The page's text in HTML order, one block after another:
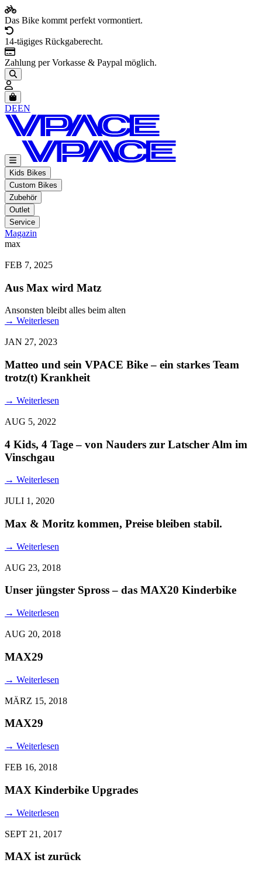
Das Bike kommt perfekt vormontiert.
14-tägiges Rückgaberecht.
Zahlung per Vorkasse & Paypal möglich.
Artikel im Warenkorb, Warenkorb anzeigen
DEEN
Kids Bikes
Custom Bikes
Zubehör
Outlet
Service
Magazin
max
FEB 7, 2025
Aus Max wird Matz
Ansonsten bleibt alles beim alten
→ Weiterlesen
JAN 27, 2023
Matteo und sein VPACE Bike – ein starkes Team
trotz(t) Krankheit
→ Weiterlesen
AUG 5, 2022
4 Kids, 4 Tage – von Nauders zur Latscher Alm im
Vinschgau
→ Weiterlesen
JULI 1, 2020
Max & Moritz kommen, Preise bleiben stabil.
→ Weiterlesen
AUG 23, 2018
Unser jüngster Spross – das MAX20 Kinderbike
→ Weiterlesen
AUG 20, 2018
MAX29
→ Weiterlesen
MÄRZ 15, 2018
MAX29
→ Weiterlesen
FEB 16, 2018
MAX Kinderbike Upgrades
→ Weiterlesen
SEPT 21, 2017
MAX ist zurück